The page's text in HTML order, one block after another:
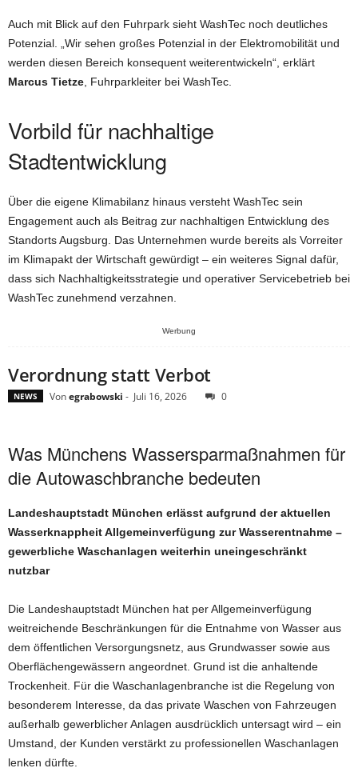
Auch mit Blick auf den Fuhrpark sieht WashTec noch deutliches
Potenzial. „Wir sehen großes Potenzial in der Elektromobilität und
werden diesen Bereich konsequent weiterentwickeln“, erklärt
Marcus Tietze, Fuhrparkleiter bei WashTec.
Vorbild für nachhaltige
Stadtentwicklung
Über die eigene Klimabilanz hinaus versteht WashTec sein
Engagement auch als Beitrag zur nachhaltigen Entwicklung des
Standorts Augsburg. Das Unternehmen wurde bereits als Vorreiter
im Klimapakt der Wirtschaft gewürdigt – ein weiteres Signal dafür,
dass sich Nachhaltigkeitsstrategie und operativer Servicebetrieb bei
WashTec zunehmend verzahnen.
Werbung
Verordnung statt Verbot
NEWS Vonegrabowski - Juli 16, 2026 0
Was Münchens Wassersparmaßnahmen für
die Autowaschbranche bedeuten
Landeshauptstadt München erlässt aufgrund der aktuellen
Wasserknappheit Allgemeinverfügung zur Wasserentnahme –
gewerbliche Waschanlagen weiterhin uneingeschränkt
nutzbar
Die Landeshauptstadt München hat per Allgemeinverfügung
weitreichende Beschränkungen für die Entnahme von Wasser aus
dem öffentlichen Versorgungsnetz, aus Grundwasser sowie aus
Oberflächengewässern angeordnet. Grund ist die anhaltende
Trockenheit. Für die Waschanlagenbranche ist die Regelung von
besonderem Interesse, da das private Waschen von Fahrzeugen
außerhalb gewerblicher Anlagen ausdrücklich untersagt wird – ein
Umstand, der Kunden verstärkt zu professionellen Waschanlagen
lenken dürfte.